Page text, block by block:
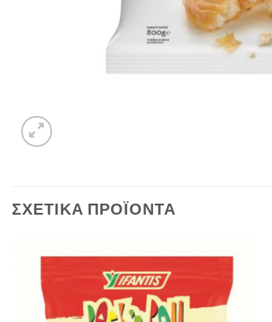
ΣΧΕΤΙΚΆ ΠΡΟΪΌΝΤΑ